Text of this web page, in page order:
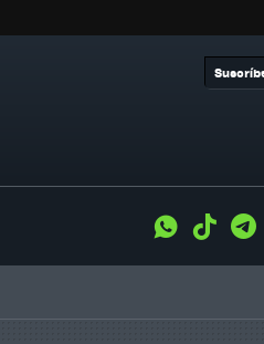
WhatsApp
Tiktok